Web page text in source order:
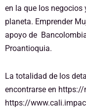
en la que los negocios
planeta. Emprender
apoyo de
Proantioquia.
La totalidad de los
encontrarse en https://
https://